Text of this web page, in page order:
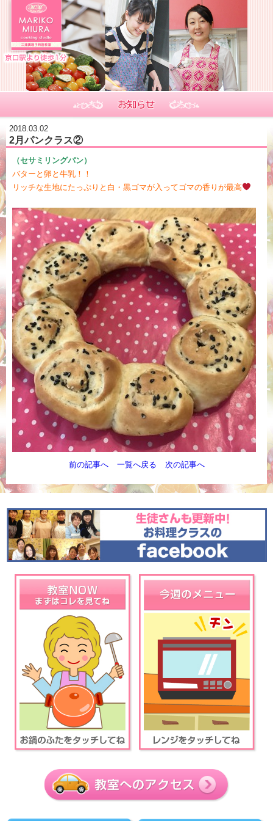
2018.03.02
2月パンクラス②
（セサミリングパン）
バターと卵と牛乳！！
リッチな生地にたっぷりと白・黒ゴマが入ってゴマの香りが最高
前の記事へ 一覧へ戻る 次の記事へ